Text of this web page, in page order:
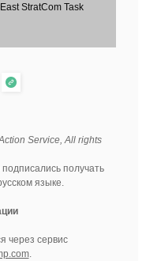
StratCom Task
Service, All rights
получать
языке.
через сервис
.